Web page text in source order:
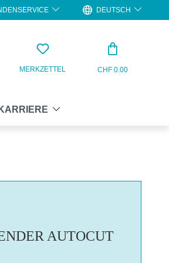
DEUTSCH
MERKZETTEL CHF 0.00
KARRIERE
AUTOCUT